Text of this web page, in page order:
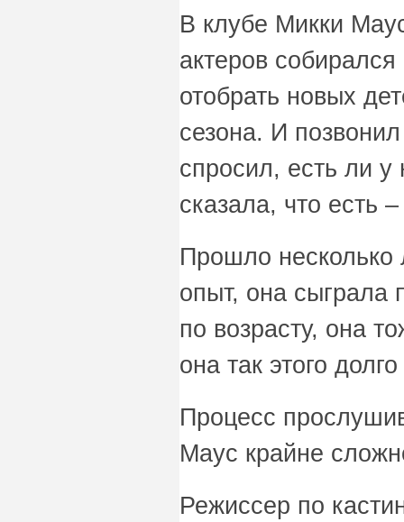
В клубе Микки
актеров
отобрать новых
сезона. И
спросил, есть ли у
сказала, что есть
Прошло несколько
опыт, она сыграла
по возрасту, она
она так этого
Процесс
Маус крайне
Режиссер по